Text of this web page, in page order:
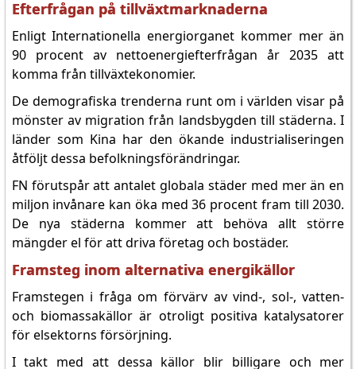
Efterfrågan på tillväxtmarknaderna
Enligt Internationella energiorganet kommer mer än
90 procent av nettoenergiefterfrågan år 2035 att
komma från tillväxtekonomier.
De demografiska trenderna runt om i världen visar på
mönster av migration från landsbygden till städerna. I
länder som Kina har den ökande industrialiseringen
åtföljt dessa befolkningsförändringar.
FN förutspår att antalet globala städer med mer än en
miljon invånare kan öka med 36 procent fram till 2030.
De nya städerna kommer att behöva allt större
mängder el för att driva företag och bostäder.
Framsteg inom alternativa energikällor
Framstegen i fråga om förvärv av vind-, sol-, vatten-
och biomassakällor är otroligt positiva katalysatorer
för elsektorns försörjning.
I takt med att dessa källor blir billigare och mer